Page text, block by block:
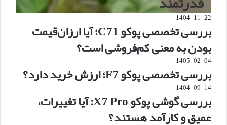
1404-11-22
بررسی تخصصی پوکو C71؛ آیا ارزان‌قیمت
بودن به معنی کم‌فروشی است؟
1405-02-04
بررسی تخصصی پوکو F7؛ ارزش خرید دارد؟
1404-09-14
بررسی گوشی پوکو X7 Pro: آیا تغییرات،
عمیق و کارآمد هستند؟